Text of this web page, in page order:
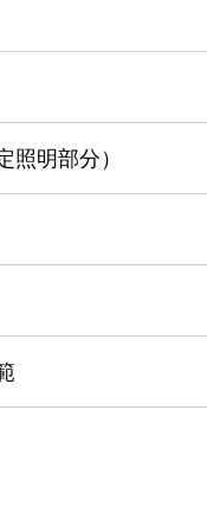
照明部分）